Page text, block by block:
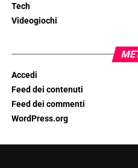
Tech
Videogiochi
Accedi
Feed dei contenuti
Feed dei commenti
WordPress.org